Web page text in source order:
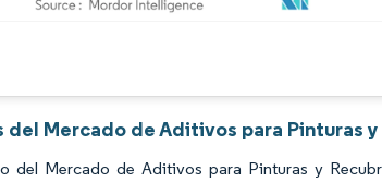
del Mercado de Aditivos para
del Mercado de Aditivos para Pinturas y